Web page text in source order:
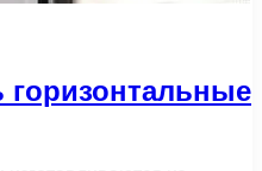
горизонтальные